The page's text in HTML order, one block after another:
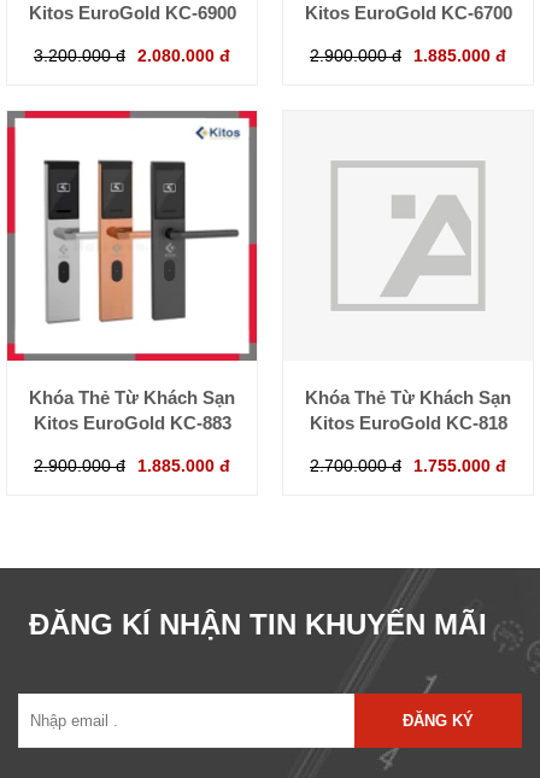
Kitos EuroGold KC-6900
3.200.000 đ 2.080.000 đ
Kitos EuroGold KC-6700
2.900.000 đ 1.885.000 đ
Khóa Thẻ Từ Khách Sạn
Kitos EuroGold KC-883
2.900.000 đ 1.885.000 đ
Khóa Thẻ Từ Khách Sạn
Kitos EuroGold KC-818
2.700.000 đ 1.755.000 đ
ĐĂNG KÍ NHẬN TIN KHUYẾN MÃI
ĐĂNG KÝ